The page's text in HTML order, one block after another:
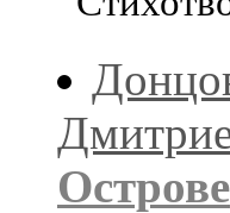
Острове